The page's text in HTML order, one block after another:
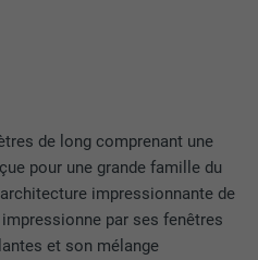
de long comprenant une
pour une grande famille du
impressionnante de
impressionne par ses fenêtres
et son mélange